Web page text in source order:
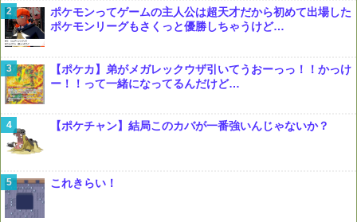
ポケモンってゲームの主人公は超天才だから初めて出場した
ポケモンリーグもさくっと優勝しちゃうけど…
【ポケカ】弟がメガレックウザ引いてうおーっっ！！かっけ
ー！！って一緒になってるんだけど…
【ポケチャン】結局このカバが一番強いんじゃないか？
これきらい！